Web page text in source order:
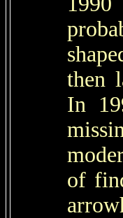
then
In
of